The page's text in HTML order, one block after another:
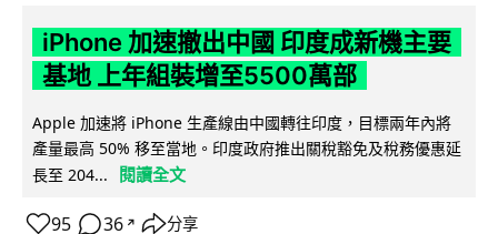
iPhone 加速撤出中國 印度成新機主要
基地 上年組裝增至5500萬部
Apple 加速將 iPhone 生產線由中國轉往印度，目標兩年內將
產量最高 50% 移至當地。印度政府推出關稅豁免及稅務優惠延
長至 204...
閱讀全文
95 36 ↗ 分享